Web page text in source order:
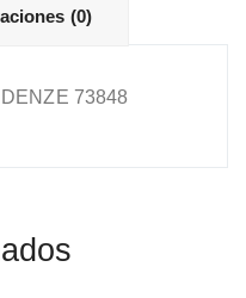
(0)
73848